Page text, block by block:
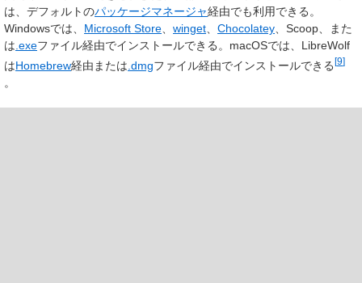
は、デフォルトのパッケージマネージャ経由でも利用できる。
Windowsでは、 Microsoft Store、 winget、 Chocolatey、Scoop、また
は.exeファイル経由でインストールできる。macOSでは、LibreWolf
はHomebrew経由または .dmgファイル経由でインストールできる [9]
。